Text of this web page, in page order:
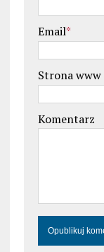
Email*
Strona www
Komentarz